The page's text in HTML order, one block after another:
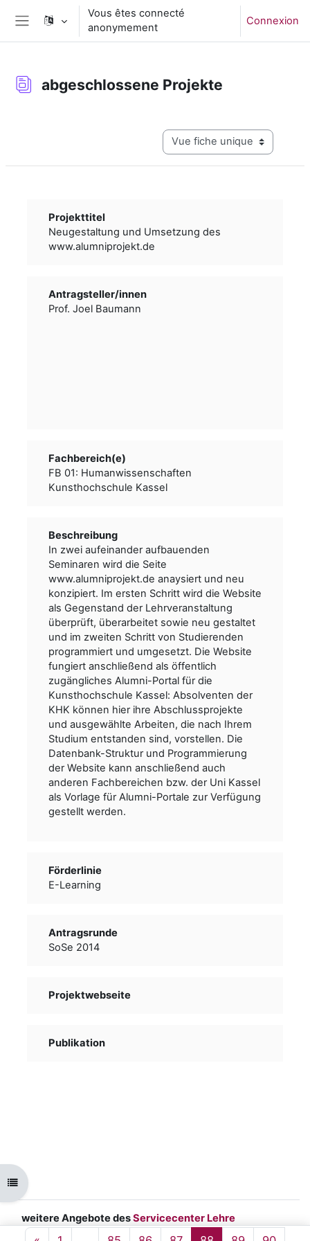
Passer au contenu principal
Panneau latéral
Vous êtes connecté
anonymement
Connexion
Ouvrir l’index du cours
abgeschlossene Projekte
Navigation tertiaire du mode
Projekttitel
Neugestaltung und Umsetzung des
www.alumniprojekt.de
Antragsteller/­­innen
Prof. Joel Baumann
Fachbereich(e)
FB 01: Humanwissenschaften
Kunsthochschule Kassel
Beschreibung
In zwei aufeinander aufbauenden
Seminaren wird die Seite
www.alumniprojekt.de anaysiert und neu
konzipiert. Im ersten Schritt wird die Website
als Gegenstand der Lehrveranstaltung
überprüft, überarbeitet sowie neu gestaltet
und im zweiten Schritt von Studierenden
programmiert und umgesetzt. Die Website
fungiert anschließend als öffentlich
zugängliches Alumni-Portal für die
Kunsthochschule Kassel: Absolventen der
KHK können hier ihre Abschlussprojekte
und ausgewählte Arbeiten, die nach Ihrem
Studium entstanden sind, vorstellen. Die
Datenbank-Struktur und Programmierung
der Website kann anschließend auch
anderen Fachbereichen bzw. der Uni Kassel
als Vorlage für Alumni-Portale zur Verfügung
gestellt werden.
Förderlinie
E-Learning
Antragsrunde
SoSe 2014
Projektwebseite
Publikation
weitere Angebote desServicecenter Lehre
Impressum
|